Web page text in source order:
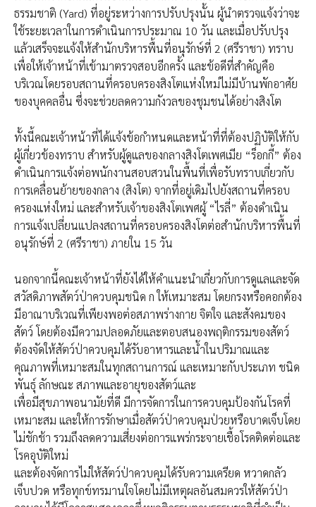
ธรรมชาติ (Yard) ที่อยู่ระหว่างการปรับปรุงนั้น ผู้นำตรวจแจ้งว่าจะ
ใช้ระยะเวลาในการดำเนินการประมาณ 10 วัน และเมื่อปรับปรุง
แล้วเสร็จจะแจ้งให้สำนักบริหารพื้นที่อนุรักษ์ที่ 2 (ศรีราชา) ทราบ
เพื่อให้เจ้าหน้าที่เข้ามาตรวจสอบอีกครั้ง​ และข้อดีที่สำคัญคือ
บริเวณโดยรอบสถานที่ครอบครองสิงโตแห่งใหม่ไม่มีบ้านพักอาศัย
ของบุคคลอื่น ซึ่งจะช่วยลดความกังวลของชุมชนได้อย่างสิงโต
ทั้งนี้​คณะเจ้าหน้าที่ได้แจ้งข้อกำหนดและหน้าที่ที่ต้องปฏิบัติให้กับ
ผู้เกี่ยวข้องทราบ สำหรับผู้ดูแลของกลางสิงโตเพศเมีย “ร็อกกี้” ต้อง
ดำเนินการแจ้งต่อพนักงานสอบสวนในพื้นที่เพื่อรับทราบเกี่ยวกับ
การเคลื่อนย้ายของกลาง (สิงโต) จากที่อยู่เดิมไปยังสถานที่ครอบ
ครองแห่งใหม่​ และสำหรับเจ้าของสิงโตเพศผู้ “ไรลี่” ต้องดำเนิน
การแจ้งเปลี่ยนแปลงสถานที่ครอบครองสิงโตต่อสำนักบริหารพื้นที่
อนุรักษ์ที่ 2 (ศรีราชา) ภายใน 15 วัน
นอกจากนี้คณะเจ้าหน้าที่ยังได้ให้คำแนะนำเกี่ยวกับการดูแลและจัด
สวัสดิภาพสัตว์ป่าควบคุมชนิด ก ให้เหมาะสม โดยกรงหรือคอกต้อง
มีอาณาบริเวณที่เพียงพอต่อสภาพร่างกาย จิตใจ และสังคมของ
สัตว์ โดยต้องมีความปลอดภัยและตอบสนองพฤติกรรมของสัตว์
ต้องจัดให้สัตว์ป่าควบคุมได้รับอาหารและน้ำในปริมาณและ
คุณภาพที่เหมาะสมในทุกสถานการณ์ และเหมาะกับประเภท ชนิด
พันธุ์ ลักษณะ สภาพและอายุของสัตว์และ
เพื่อมีสุขภาพอนามัยที่ดี มีการจัดการในการควบคุมป้องกันโรคที่
เหมาะสม และให้การรักษาเมื่อสัตว์ป่าควบคุมป่วยหรือบาดเจ็บโดย
ไม่ชักช้า รวมถึงลดความเสี่ยงต่อการแพร่กระจายเชื้อโรคติดต่อและ
โรคอุบัติใหม่
และต้องจัดการไม่ให้สัตว์ป่าควบคุมได้รับความเครียด หวาดกลัว
เจ็บปวด หรือทุกข์ทรมานใจโดยไม่มีเหตุผลอันสมควร​ให้สัตว์ป่า